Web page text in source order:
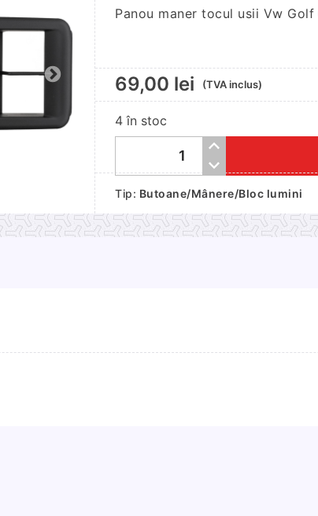
Panou maner tocul usii Vw
69,00 lei (TVA inclus)
4 în stoc
Cantitate
maner
tocul
usii
Tip: Butoane/Mânere/Bloc lumini